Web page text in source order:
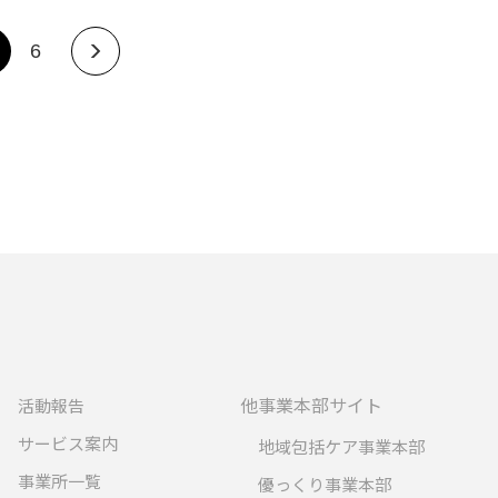
6
活動報告
サービス案内
事業所一覧
他事業本部サイト
地域包括ケア事業本部
優っくり事業本部